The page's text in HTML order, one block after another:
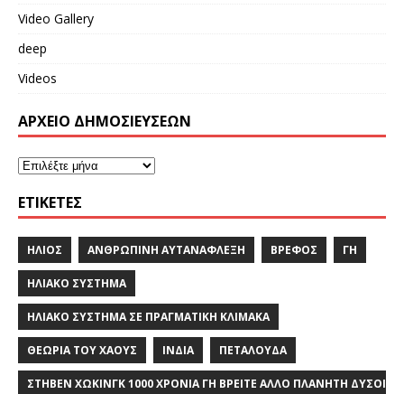
Video Gallery
deep
Videos
ΑΡΧΕΙΟ ΔΗΜΟΣΙΕΥΣΕΩΝ
ΕΤΙΚΈΤΕΣ
ΉΛΙΟΣ ΑΝΘΡΏΠΙΝΗ ΑΥΤΑΝΑΦΛΕΞΗ ΒΡΈΦΟΣ ΓΗ
ΗΛΙΑΚΌ ΣΎΣΤΗΜΑ
ΗΛΙΑΚΌ ΣΎΣΤΗΜΑ ΣΕ ΠΡΑΓΜΑΤΙΚΉ ΚΛΊΜΑΚΑ
ΘΕΩΡΊΑ ΤΟΥ ΧΆΟΥΣ ΙΝΔΙΑ ΠΕΤΑΛΟΎΔΑ
ΣΤΗΒΕΝ ΧΩΚΙΝΓΚ 1000 ΧΡΟΝΙΑ ΓΗ ΒΡΕΙΤΕ ΑΛΛΟ ΠΛΑΝΗΤΗ